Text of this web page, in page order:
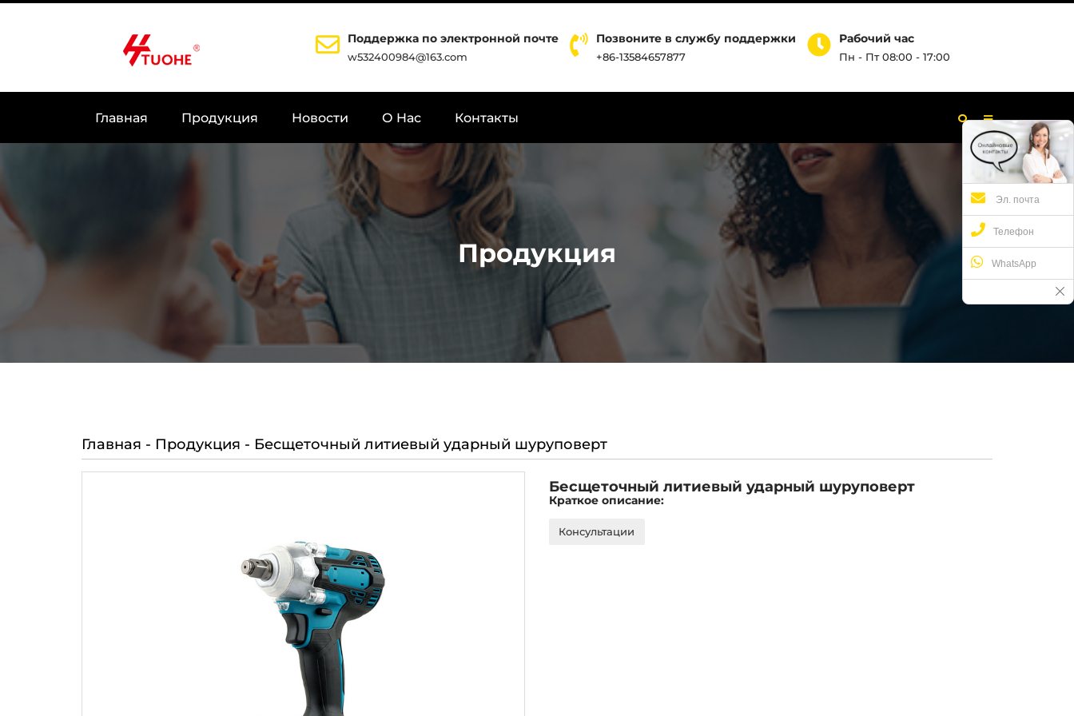
Поддержка по электронной почте
w532400984@163.com
Позвоните в службу поддержки
+86-13584657877
Рабочий час
Пн - Пт 08:00 - 17:00
Главная Продукция Новости О Hас Контакты
Продукция
Главная - Продукция - Бесщеточный литиевый ударный шуруповерт
Бесщеточный литиевый ударный шуруповерт
Краткое описание:
Консультации
Эл. почта
Телефон
WhatsApp